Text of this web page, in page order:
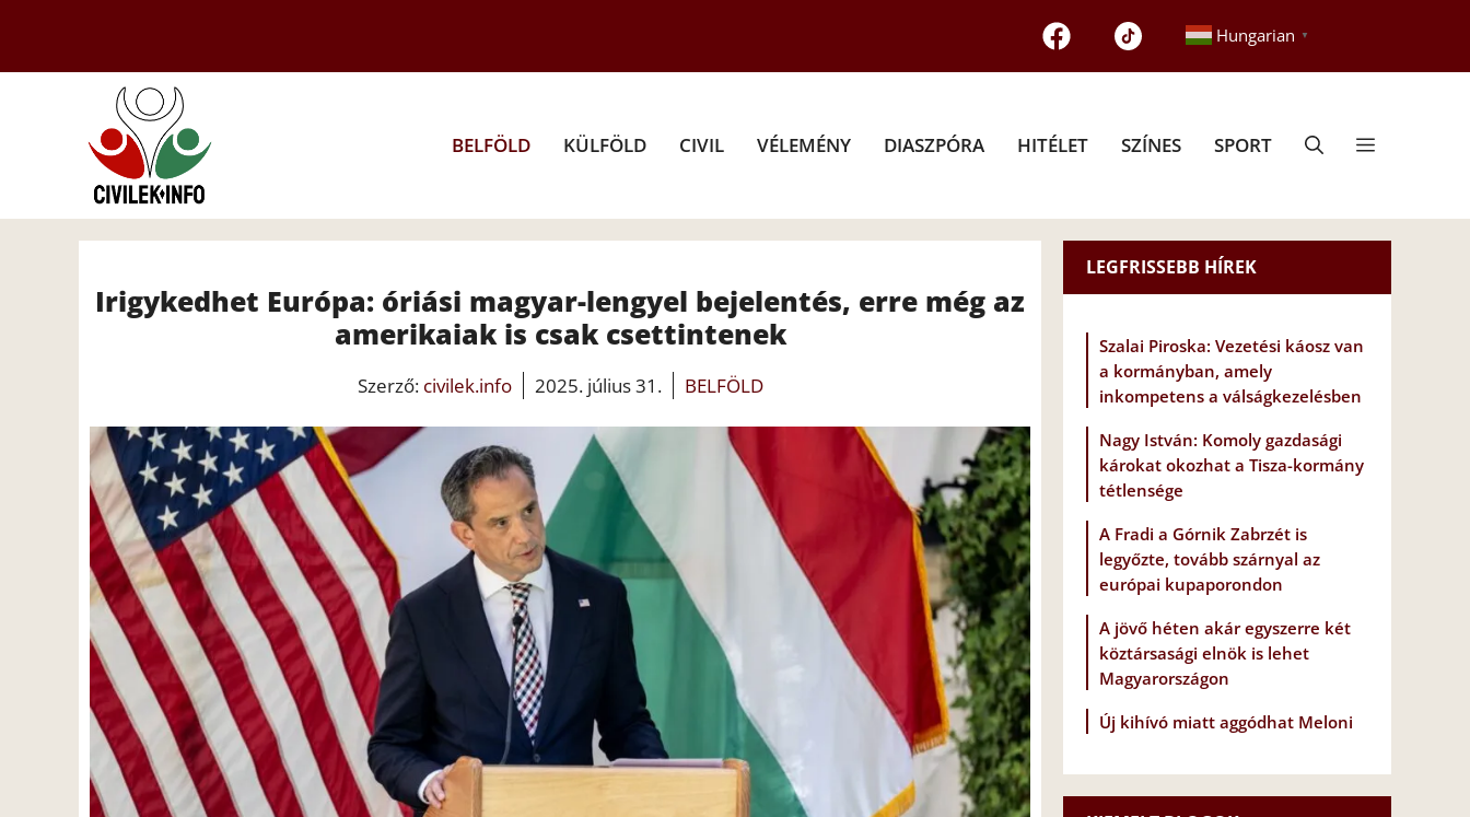
tartalomba
Hungarian ▼
BELFÖLD KÜLFÖLD CIVIL VÉLEMÉNY DIASZPÓRA HITÉLET SZÍNES SPORT
Irigykedhet Európa: óriási magyar-lengyel bejelentés, erre még az
amerikaiak is csak csettintenek
Szerző: civilek.info 2025. július 31. BELFÖLD
LEGFRISSEBB HÍREK
Szalai Piroska: Vezetési káosz van
a kormányban, amely
inkompetens a válságkezelésben
Nagy István: Komoly gazdasági
károkat okozhat a Tisza-kormány
tétlensége
A Fradi a Górnik Zabrzét is
legyőzte, tovább szárnyal az
európai kupaporondon
A jövő héten akár egyszerre két
köztársasági elnök is lehet
Magyarországon
Új kihívó miatt aggódhat Meloni